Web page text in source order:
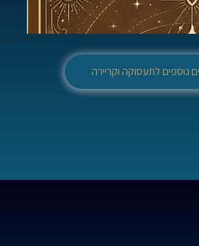
נוספים לתעסוקה וקריירה